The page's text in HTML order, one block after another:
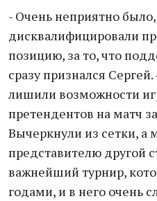
- Очень неприятно
дисквалифицировали
позицию, за то, что
сразу признался
лишили возможности
претендентов на матч
Вычеркнули из сетки, а
представителю другой
важнейший турнир,
годами, и в него очень